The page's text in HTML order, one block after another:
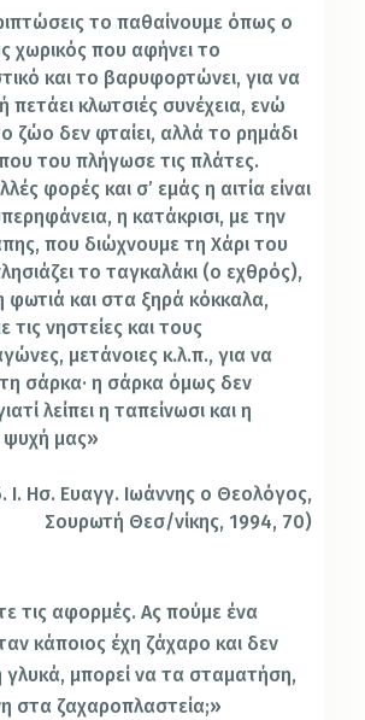
το παθαίνουμε όπως ο
χωρικός που αφήνει το
και το βαρυφορτώνει, για να
πετάει κλωτσιές συνέχεια, ενώ
ζώο δεν φταίει, αλλά το ρημάδι
του πλήγωσε τις πλάτες.
φορές και σ’ εμάς η αιτία είναι
η κατάκρισι, με την
που διώχνουμε τη Χάρι του
το ταγκαλάκι (ο εχθρός),
φωτιά και στα ξηρά κόκκαλα,
τις νηστείες και τους
μετάνοιες κ.λ.π., για να
σάρκα· η σάρκα όμως δεν
λείπει η ταπείνωσι και η
μας»
Ι. Ησ. Ευαγγ. Ιωάννης ο Θεολόγος,
Σουρωτή Θεσ/νίκης, 1994, 70)
τις αφορμές. Ας πούμε ένα
κάποιος έχη ζάχαρο και δεν
γλυκά, μπορεί να τα σταματήση,
στα ζαχαροπλαστεία;»